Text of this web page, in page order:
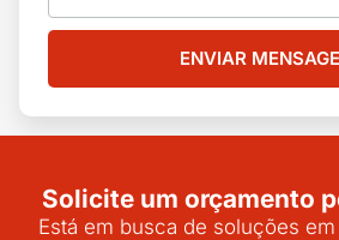
ENVIAR
Solicite um orçamento
Está em busca de soluções